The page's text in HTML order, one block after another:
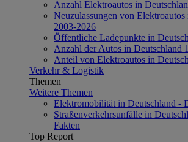
Anzahl Elektroautos in
Neuzulassungen von
2003-2026
Öffentliche Ladepunkte in
Anzahl der Autos in Deutschland
Anteil von Elektroautos in
Verkehr & Logistik
Themen
Weitere Themen
Elektromobilität in Deutschland -
Straßenverkehrsunfälle in
Fakten
Top Report